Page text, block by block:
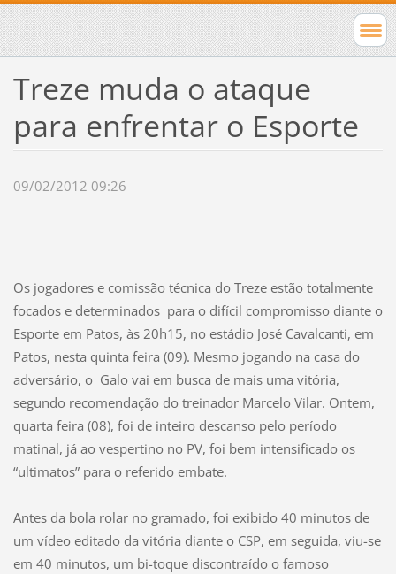
Treze muda o ataque
para enfrentar o Esporte
09/02/2012 09:26
Os jogadores e comissão técnica do Treze estão totalmente
focados e determinados para o difícil compromisso diante o
Esporte em Patos, às 20h15, no estádio José Cavalcanti, em
Patos, nesta quinta feira (09). Mesmo jogando na casa do
adversário, o Galo vai em busca de mais uma vitória,
segundo recomendação do treinador Marcelo Vilar. Ontem,
quarta feira (08), foi de inteiro descanso pelo período
matinal, já ao vespertino no PV, foi bem intensificado os
“ultimatos” para o referido embate.
Antes da bola rolar no gramado, foi exibido 40 minutos de
um vídeo editado da vitória diante o CSP, em seguida, viu-se
em 40 minutos, um bi-toque discontraído o famoso